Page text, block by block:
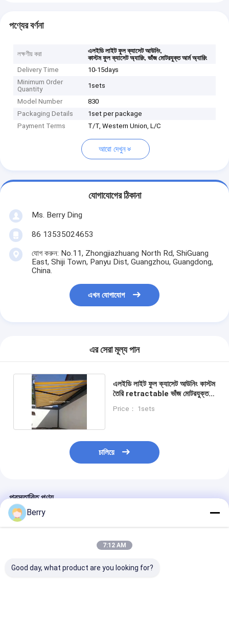
পণ্যের বর্ণনা
লক্ষণীয় করা এলইডি লাইট ফুল ক্যাসেট আউনিং,
কাস্টম ফুল ক্যাসেট অ্যারিং,ভাঁজ মোটরযুক্ত আর্ম অ্যারিং
Delivery Time
10-15days
Minimum Order
Quantity
1sets
Model Number
830
Packaging Details
1set per package
Payment Terms
T/T, Western Union, L/C
আরো দেখুন
যোগাযোগের ঠিকানা
Ms. Berry Ding
86 13535024653
যোগ করুন: No.11, Zhongjiazhuang North Rd, ShiGuang
East, Shiji Town, Panyu Dist, Guangzhou, Guangdong,
China.
এখন যোগাযোগ
এর সেরা মূল্য পান
এলইডি লাইট ফুল ক্যাসেট আউনিং কাস্টম
তৈরি retractable ভাঁজ মোটরযুক্ত
Price： 1sets
চালিয়ে
প্রস্তাবিত পণ্য
Berry
7:12 AM
Good day, what product are you looking for?